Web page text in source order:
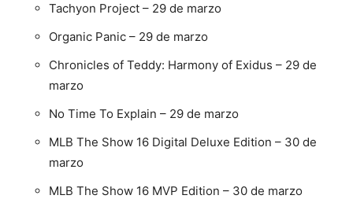
Tachyon Project – 29 de marzo
Organic Panic – 29 de marzo
Chronicles of Teddy: Harmony of Exidus – 29 de
marzo
No Time To Explain – 29 de marzo
MLB The Show 16 Digital Deluxe Edition – 30 de
marzo
MLB The Show 16 MVP Edition – 30 de marzo